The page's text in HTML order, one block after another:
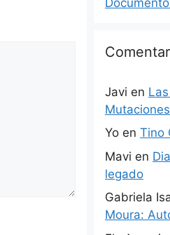
Javi en
Mutaciones
Yo en Tino
Mavi en
legado
Gabriela
Moura: